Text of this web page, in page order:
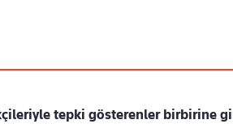
tepki gösterenler birbirine